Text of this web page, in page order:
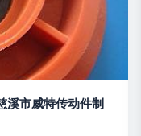
溪市威特传动件制